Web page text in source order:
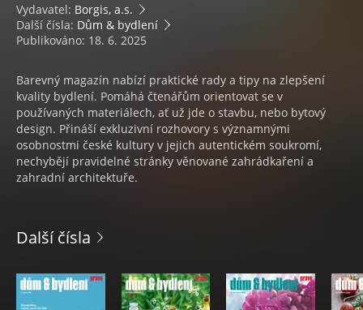
Vydavatel: Borgis, a.s.
Další čísla: Dům & bydlení
Publikováno: 18. 6. 2025
Barevný magazín nabízí praktické rady a tipy na zlepšení
kvality bydlení. Pomáhá čtenářům orientovat se v
používaných materiálech, ať už jde o stavbu, nebo bytový
design. Přináší exkluzivní rozhovory s významnými
osobnostmi české kultury v jejich autentickém soukromí,
nechybějí pravidelné stránky věnované zahrádkaření a
zahradní architektuře.
Další čísla